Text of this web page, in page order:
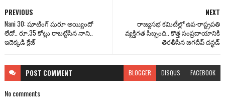
NEXT
రాజ్యసభ కమిటీల్లో ఉప-రాష్ట్రపతి
వ్యక్తిగత సిబ్బంది.. కొత్త సంప్రదాయానికి
తెరతీసిన జగదీప్ దన్ఖడ్
PREVIOUS
Nani 30: షూటింగ్ షురూ అయ్యిందో
లేదో.. రూ.35 కోట్లు రాబట్టేసిన నాని..
ఇదెక్కడి క్రేజ్
POST COMMENT BLOGGER DISQUS FACEBOOK
No comments